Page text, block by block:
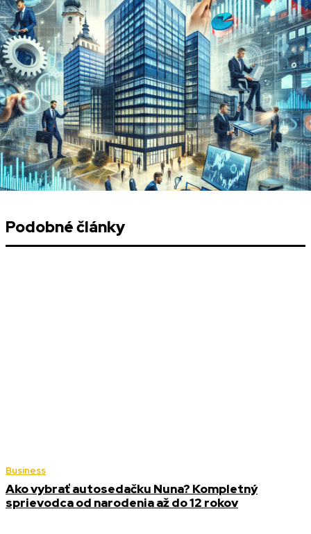
Podobné články
Business
Ako vybrať autosedačku Nuna? Kompletný
sprievodca od narodenia až do 12 rokov